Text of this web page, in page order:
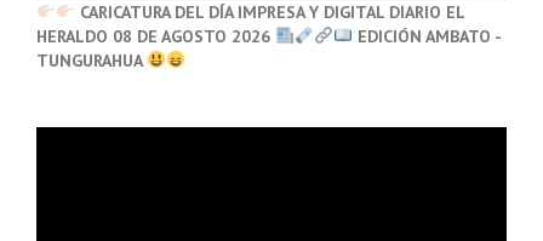
CARICATURA DEL DÍA IMPRESA Y DIGITAL DIARIO EL
HERALDO 08 DE AGOSTO 2026
EDICIÓN AMBATO -
TUNGURAHUA